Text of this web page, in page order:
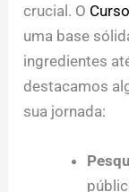
crucial. O
uma base
ingredientes
destacamos
sua jornada: